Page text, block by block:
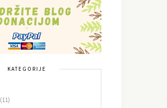
KATEGORIJE
(11)